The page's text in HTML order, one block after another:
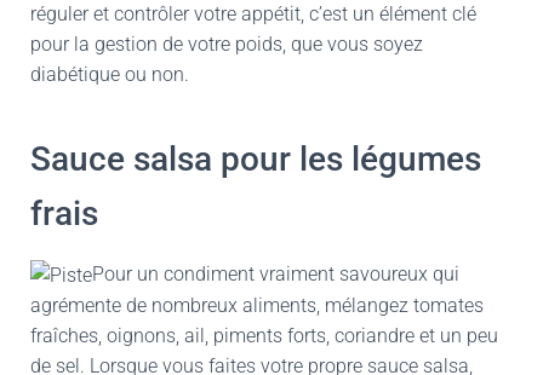
réguler et contrôler votre appétit, c’est un élément clé
pour la gestion de votre poids, que vous soyez
diabétique ou non.
Sauce salsa pour les légumes
frais
Pour un condiment vraiment savoureux qui
agrémente de nombreux aliments, mélangez tomates
fraîches, oignons, ail, piments forts, coriandre et un peu
de sel. Lorsque vous faites votre propre sauce salsa,